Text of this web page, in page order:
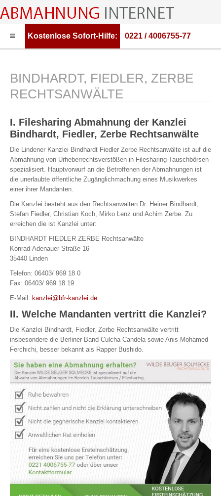
HOME
ABMAHNWARNER
ABMAHNUNG FILESHARING
Kostenlose Sofort-Hilfe: 0221 / 4006755-77
BINDHARDT, FIEDLER, ZERBE
RECHTSANWÄLTE
I. Filesharing Abmahnung der Kanzlei
Bindhardt, Fiedler, Zerbe Rechtsanwälte
Die Lindener Kanzlei Bindhardt Fiedler Zerbe Rechtsanwälte ist auf die
Abmahnung von Urheberrechtsverstößen in Filesharing-Tauschbörsen
spezialisiert. Hauptvorwurf an die Betroffenen der Abmahnungen ist
die unerlaubte öffentliche Zugänglichmachung eines Musikwerkes
einer ihrer Mandanten.
Die Kanzlei besteht aus den Rechtsanwälten Dr. Heiner Bindhardt,
Stefan Fiedler, Christian Koch, Mirko Lenz und Achim Zerbe. Zu
erreichen die ist Kanzlei unter:
BINDHARDT FIEDLER ZERBE Rechtsanwälte
Konrad-Adenauer-Straße 16
35440 Linden
Telefon: 06403/ 969 18 0
Fax: 06403/ 969 18 19
E-Mail: kanzlei@bfr-kanzlei.de
II. Welche Mandanten vertritt die Kanzlei?
Die Kanzlei Bindhardt, Fiedler, Zerbe Rechtsanwälte vertritt
insbesondere die Berliner Band Culcha Candela sowie Anis Mohamed
Ferchichi, besser bekannt als Rapper Bushido.